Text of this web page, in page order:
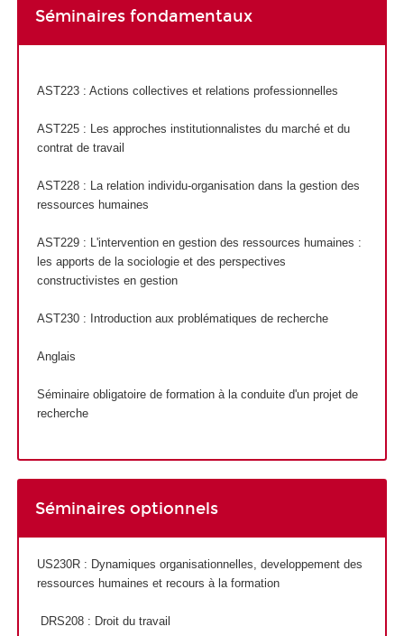
Séminaires fondamentaux
AST223 : Actions collectives et relations professionnelles
AST225 : Les approches institutionnalistes du marché et du
contrat de travail
AST228 : La relation individu-organisation dans la gestion des
ressources humaines
AST229 : L'intervention en gestion des ressources humaines :
les apports de la sociologie et des perspectives
constructivistes en gestion
AST230 : Introduction aux problématiques de recherche
Anglais
Séminaire obligatoire de formation à la conduite d'un projet de
recherche
Séminaires optionnels
US230R : Dynamiques organisationnelles, developpement des
ressources humaines et recours à la formation
DRS208 : Droit du travail